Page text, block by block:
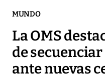
MUNDO
La OMS
de
ante nuevas